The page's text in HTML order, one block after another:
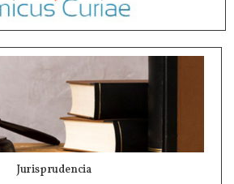
Jurisprudencia